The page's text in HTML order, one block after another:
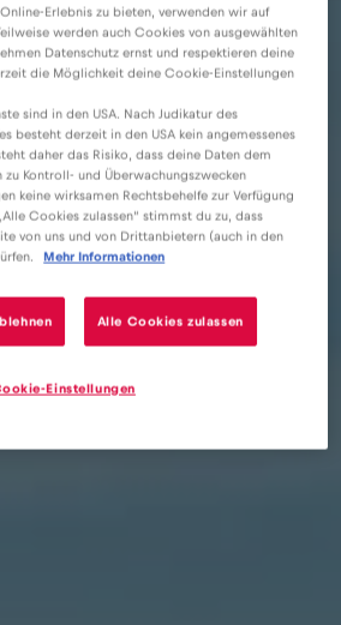
Erlebnis zu bieten, verwenden wir auf
werden auch Cookies von ausgewählten
Datenschutz ernst und respektieren deine
die Möglichkeit deine Cookie-Einstellungen
sind in den USA. Nach Judikatur des
besteht derzeit in den USA kein angemessenes
daher das Risiko, dass deine Daten dem
zu Kontroll- und Überwachungszwecken
keine wirksamen Rechtsbehelfe zur Verfügung
Cookies zulassen“ stimmst du zu, dass
von uns und von Drittanbietern (auch in den
Mehr Informationen
Alle Cookies zulassen
Einstellungen